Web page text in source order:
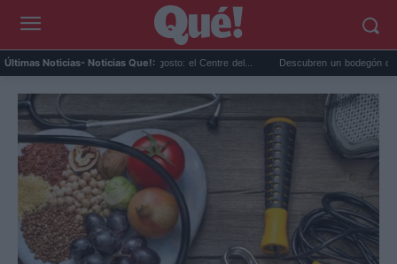
Últimas Noticias- Noticias Que!:
gratis en Valencia en agosto: el Centre del... Descubren un bodegón de Clara